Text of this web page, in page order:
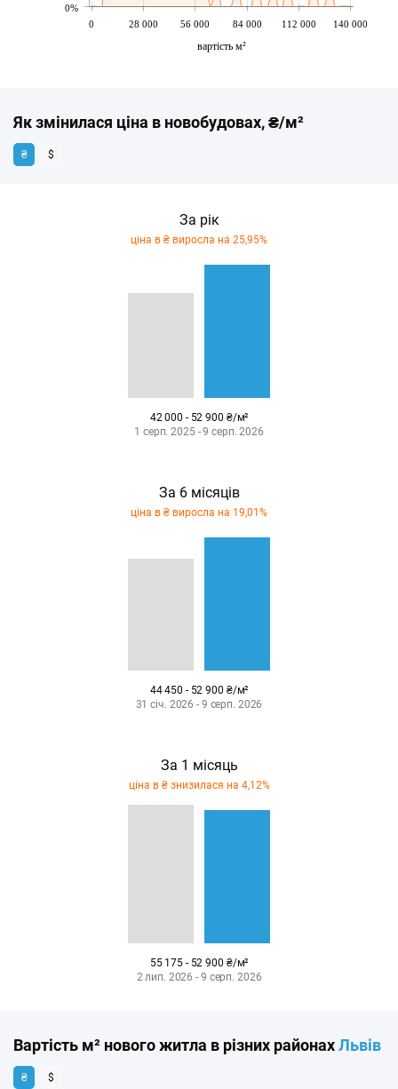
0 28 000 56 000 84 000 112 000 140 000
вартість м²
0%
Як змінилася ціна в новобудовах, ₴/м²
₴ $
За рік
ціна в ₴ виросла на 25,95%
42 000 - 52 900 ₴/м²
1 серп. 2025 - 9 серп. 2026
За 6 місяців
ціна в ₴ виросла на 19,01%
44 450 - 52 900 ₴/м²
31 січ. 2026 - 9 серп. 2026
За 1 місяць
ціна в ₴ знизилася на 4,12%
55 175 - 52 900 ₴/м²
2 лип. 2026 - 9 серп. 2026
Вартість м² нового житла в різних районахЛьвів
₴ $